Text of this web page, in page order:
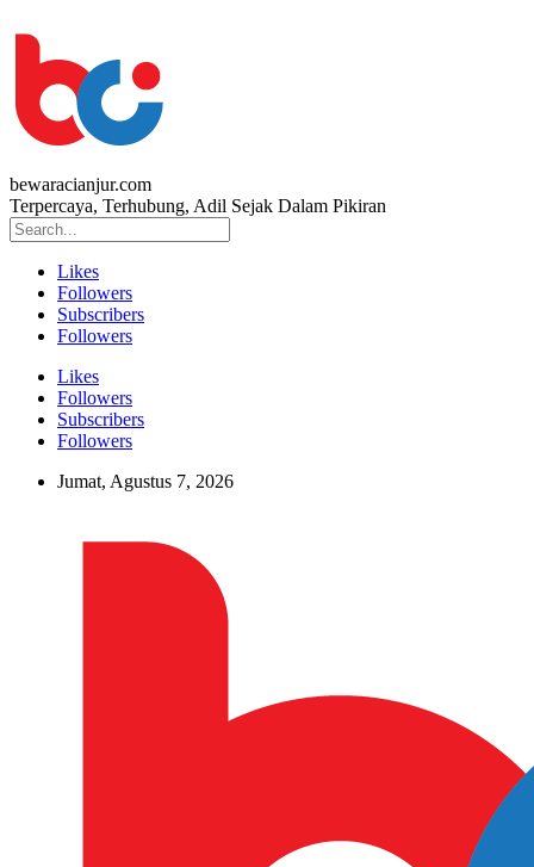
bewaracianjur.com
Terpercaya, Terhubung, Adil Sejak Dalam Pikiran
Likes
Followers
Subscribers
Followers
Likes
Followers
Subscribers
Followers
Jumat, Agustus 7, 2026